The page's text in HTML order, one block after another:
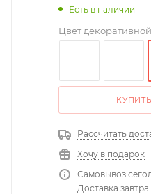
Есть в наличии
Цвет
Рассчитать
Хочу в подарок
Самовывоз
Доставка завтра